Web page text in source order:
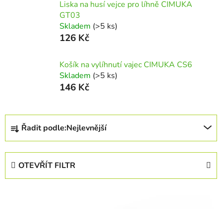
Liska na husí vejce pro líhně CIMUKA
GT03
Skladem (>5 ks)
126 Kč
Košík na vylíhnutí vajec CIMUKA CS6
Skladem (>5 ks)
146 Kč
Ř
z
Řadit podle:Nejlevnější
OTEVŘÍT FILTR